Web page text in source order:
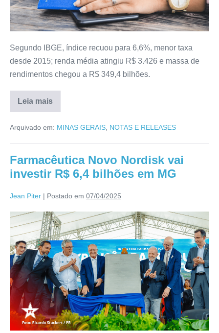
Segundo IBGE, índice recuou para 6,6%, menor taxa
desde 2015; renda média atingiu R$ 3.426 e massa de
rendimentos chegou a R$ 349,4 bilhões.
Leia mais
Arquivado em: MINAS GERAIS NOTAS E RELEASES
Farmacêutica Novo Nordisk vai
investir R$ 6,4 bilhões em MG
Jean Piter | Postado em 07/04/2025